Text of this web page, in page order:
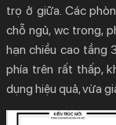
trọ ở giữa. Các
chỗ ngủ, wc trong,
hạn chiều cao tầng
phía trên rất thấp,
dụng hiệu quả, vừa